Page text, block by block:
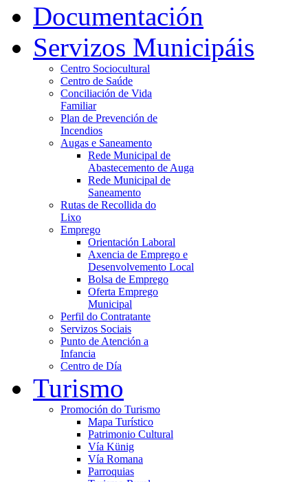
Documentación
Servizos Municipáis
Centro Sociocultural
Centro de Saúde
Conciliación de Vida
Familiar
Plan de Prevención de
Incendios
Augas e Saneamento
Rede Municipal de
Abastecemento de Auga
Rede Municipal de
Saneamento
Rutas de Recollida do
Lixo
Emprego
Orientación Laboral
Axencia de Emprego e
Desenvolvemento Local
Bolsa de Emprego
Oferta Emprego
Municipal
Perfil do Contratante
Servizos Sociais
Punto de Atención a
Infancia
Centro de Día
Turismo
Promoción do Turismo
Mapa Turístico
Patrimonio Cultural
Vía Künig
Vía Romana
Parroquias